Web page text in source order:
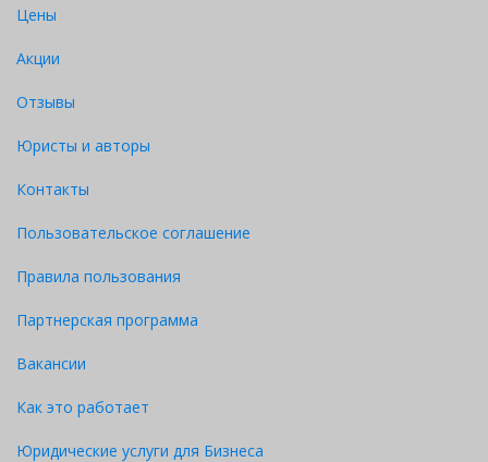
Цены
Акции
Отзывы
Юристы и авторы
Контакты
Пользовательское соглашение
Правила пользования
Партнерская программа
Вакансии
Как это работает
Юридические услуги для Бизнеса